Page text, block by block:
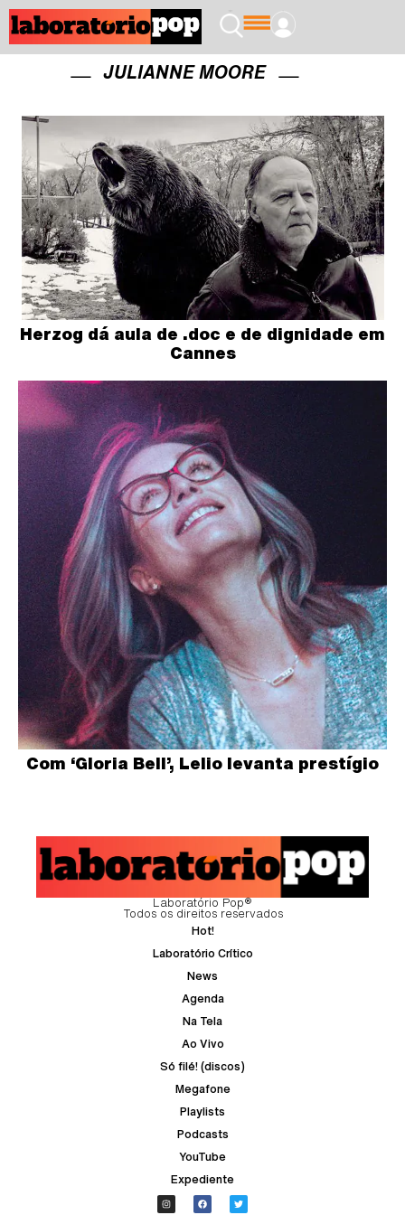
JULIANNE MOORE
Herzog dá aula de .doc e de dignidade em
Cannes
Com ‘Gloria Bell’, Lelio levanta prestígio
Laboratório Pop®
Todos os direitos reservados
Hot!
Laboratório Crítico
News
Agenda
Na Tela
Ao Vivo
Só filé! (discos)
Megafone
Playlists
Podcasts
YouTube
Expediente